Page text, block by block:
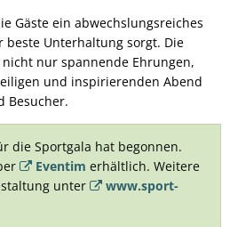
Gäste ein abwechslungsreiches
beste Unterhaltung sorgt. Die
nur spannende Ehrungen,
und inspirierenden Abend
Besucher.
die Sportgala hat begonnen.
Eventim erhältlich. Weitere
unter
www.sport-